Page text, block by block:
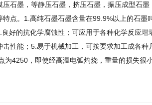
压石墨，等静压石墨，挤压石墨，振压成型石
特点。1.高纯石墨石墨含量在99.9%以上的石
好的抗化学腐蚀性；可应用于各种化学反应
击性能；5.易于机械加工，可按要求加工成各
为4250，即使经高温电弧灼烧，重量的损失很